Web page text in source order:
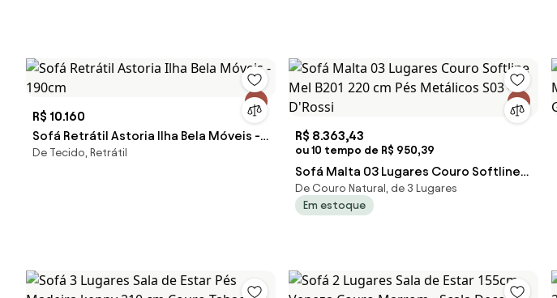
R$ 10.160
Sofá Retrátil Astoria Ilha Bela Móveis -
190cm
De Tecido, Retrátil
R$ 8.363,43
ou 10 tempo de R$ 950,39
Sofá Malta 03 Lugares Couro Softline
Mel B201 220 cm Pés Metálicos S03 -
D'Rossi
De Couro Natural, de 3 Lugares
Em estoque